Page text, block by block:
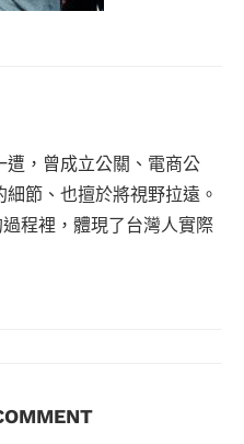
遭，曾成立公關、電商公
細節、也擅於將視野拉遠。
程裡，體現了台灣人實際